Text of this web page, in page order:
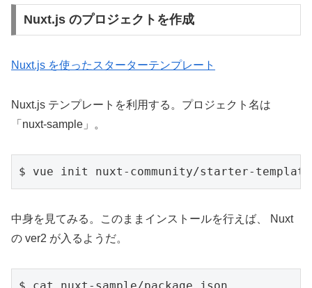
Nuxt.js のプロジェクトを作成
Nuxt.js を使ったスターターテンプレート
Nuxt.js テンプレートを利用する。プロジェクト名は
「nuxt-sample」。
$ vue init nuxt-community/starter-template
中身を見てみる。このままインストールを行えば、 Nuxt
の ver2 が入るようだ。
$ cat nuxt-sample/package.json